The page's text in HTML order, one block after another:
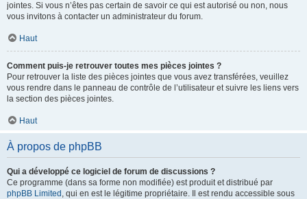
jointes. Si vous n’êtes pas certain de savoir ce qui est autorisé ou non, nous
vous invitons à contacter un administrateur du forum.
Haut
Comment puis-je retrouver toutes mes pièces jointes ?
Pour retrouver la liste des pièces jointes que vous avez transférées, veuillez
vous rendre dans le panneau de contrôle de l’utilisateur et suivre les liens vers
la section des pièces jointes.
Haut
À propos de phpBB
Qui a développé ce logiciel de forum de discussions ?
Ce programme (dans sa forme non modifiée) est produit et distribué par
phpBB Limited , qui en est le légitime propriétaire. Il est rendu accessible sous